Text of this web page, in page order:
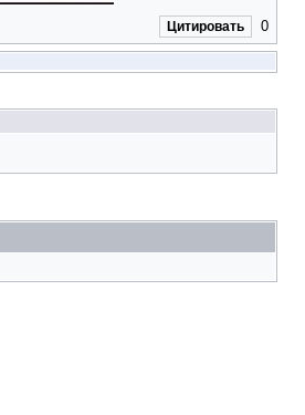
Цитировать 0